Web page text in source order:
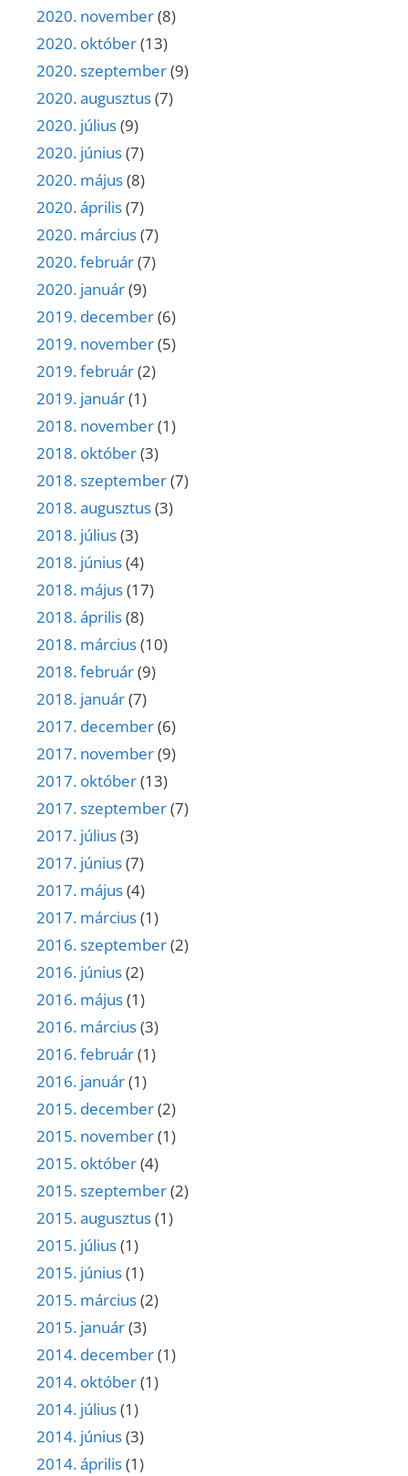
2020. november(8)
2020. október(13)
2020. szeptember(9)
2020. augusztus(7)
2020. július(9)
2020. június(7)
2020. május(8)
2020. április(7)
2020. március(7)
2020. február(7)
2020. január(9)
2019. december(6)
2019. november(5)
2019. február(2)
2019. január(1)
2018. november(1)
2018. október(3)
2018. szeptember(7)
2018. augusztus(3)
2018. július(3)
2018. június(4)
2018. május(17)
2018. április(8)
2018. március(10)
2018. február(9)
2018. január(7)
2017. december(6)
2017. november(9)
2017. október(13)
2017. szeptember(7)
2017. július(3)
2017. június(7)
2017. május(4)
2017. március(1)
2016. szeptember(2)
2016. június(2)
2016. május(1)
2016. március(3)
2016. február(1)
2016. január(1)
2015. december(2)
2015. november(1)
2015. október(4)
2015. szeptember(2)
2015. augusztus(1)
2015. július(1)
2015. június(1)
2015. március(2)
2015. január(3)
2014. december(1)
2014. október(1)
2014. július(1)
2014. június(3)
2014. április(1)